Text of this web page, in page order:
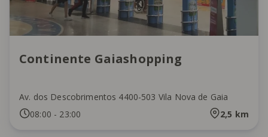
Continente Gaiashopping
Av. dos Descobrimentos 4400-503 Vila Nova de Gaia
08:00 - 23:00 2,5 km